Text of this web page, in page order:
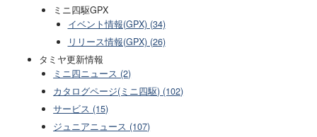
ミニ四駆GPX
イベント情報(GPX) (34)
リリース情報(GPX) (26)
タミヤ更新情報
ミニ四ニュース (2)
カタログページ(ミニ四駆) (102)
サービス (15)
ジュニアニュース (107)